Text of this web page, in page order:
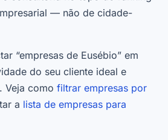
— não de cidade-
“empresas de Eusébio” em
do seu cliente ideal e
Veja como filtrar empresas por
a lista de empresas para